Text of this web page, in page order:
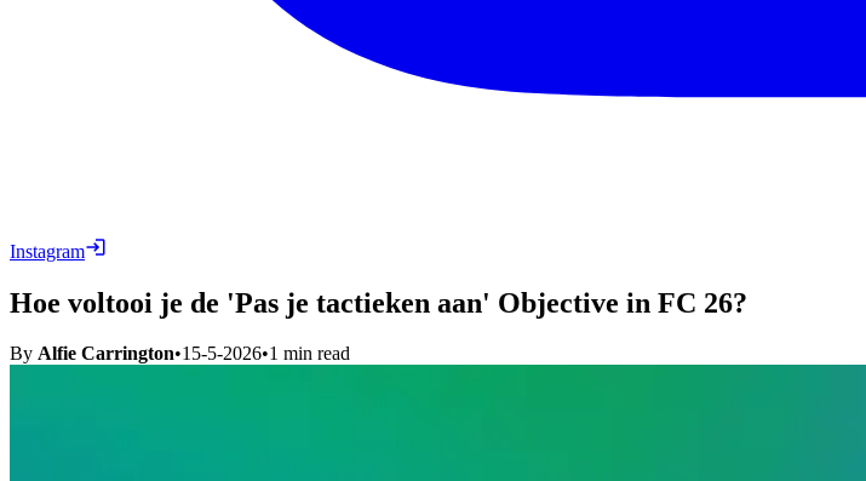
Instagram
Hoe voltooi je de 'Pas je tactieken aan' Objective in FC 26?
By Alfie Carrington•15-5-2026•1 min read